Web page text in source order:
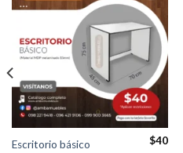
Añadir
a la
lista de
deseos
Escritorio básico $40